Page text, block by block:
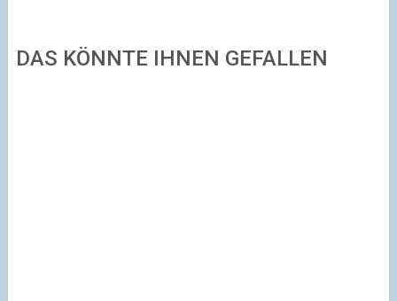
DAS KÖNNTE IHNEN GEFALLEN